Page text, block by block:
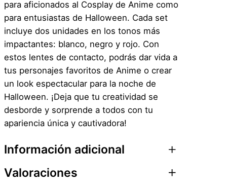
para aficionados al Cosplay de Anime como
para entusiastas de Halloween. Cada set
incluye dos unidades en los tonos más
impactantes: blanco, negro y rojo. Con
estos lentes de contacto, podrás dar vida a
tus personajes favoritos de Anime o crear
un look espectacular para la noche de
Halloween. ¡Deja que tu creatividad se
desborde y sorprende a todos con tu
apariencia única y cautivadora!
Información adicional
Atributos
Valoraciones